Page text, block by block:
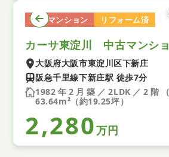
中古マンション リフォーム済
カーサ東淀川 中古マンシ
大阪府大阪市東淀川区下新庄
阪急千里線下新庄駅 徒歩7分
1982年2月築／2LDK／2階
63.64m²（約19.25坪）
2,280万円